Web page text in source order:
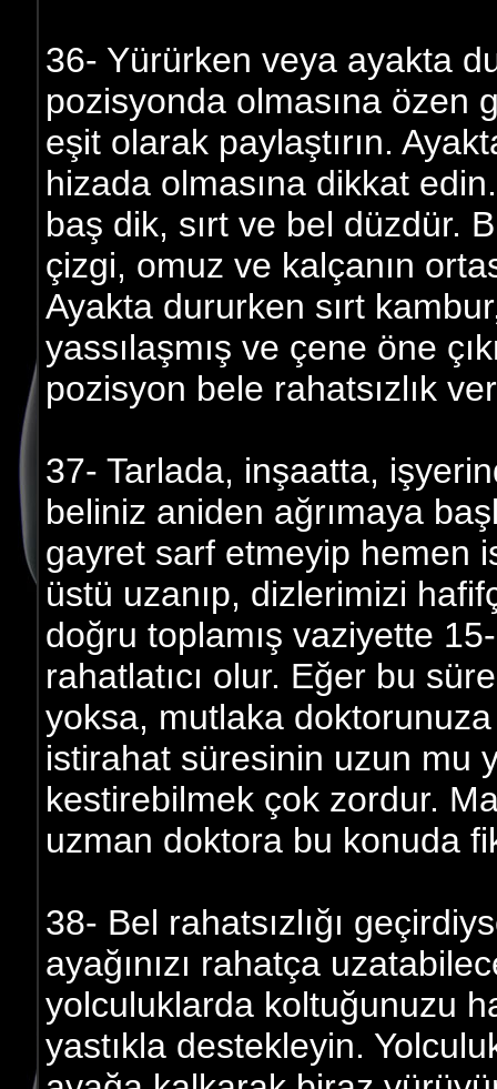
36- Yürürken veya ayakta
pozisyonda olmasına özen
eşit olarak paylaştırın.
hizada olmasına dikkat
baş dik, sırt ve bel düzdür.
çizgi, omuz ve kalçanın
Ayakta dururken sırt
yassılaşmış ve çene öne
pozisyon bele rahatsızlık
37- Tarlada, inşaatta,
beliniz aniden ağrımaya
gayret sarf etmeyip hemen
üstü uzanıp, dizlerimizi
doğru toplamış vaziyette
rahatlatıcı olur. Eğer bu
yoksa, mutlaka doktorunuza
istirahat süresinin uzun mu
kestirebilmek çok zordur.
uzman doktora bu konuda
38- Bel rahatsızlığı
ayağınızı rahatça
yolculuklarda koltuğunuzu
yastıkla destekleyin.